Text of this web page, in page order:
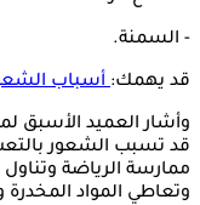
- السمنة.
قد يهمك:أسباب
وأشار العميد الأسبق
قد تسبب الشعور
ممارسة الرياضة وتناول
وتعاطي المواد